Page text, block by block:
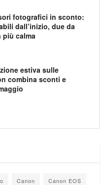
fotografici in sconto:
dall’inizio, due da
più calma
estiva sulle
combina sconti e
Canon Canon EOS